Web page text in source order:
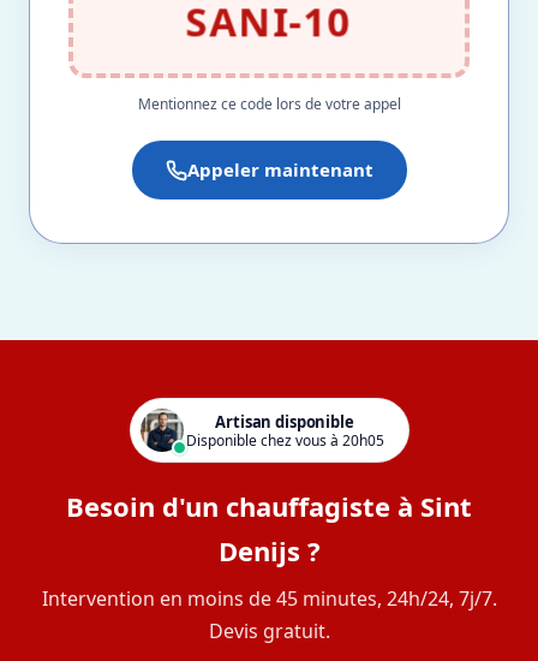
SANI-10
Mentionnez ce code lors de votre appel
Appeler maintenant
Artisan disponible
Disponible chez vous à 20h05
Besoin d'un chauffagiste à Sint
Denijs ?
Intervention en moins de 45 minutes, 24h/24, 7j/7.
Devis gratuit.